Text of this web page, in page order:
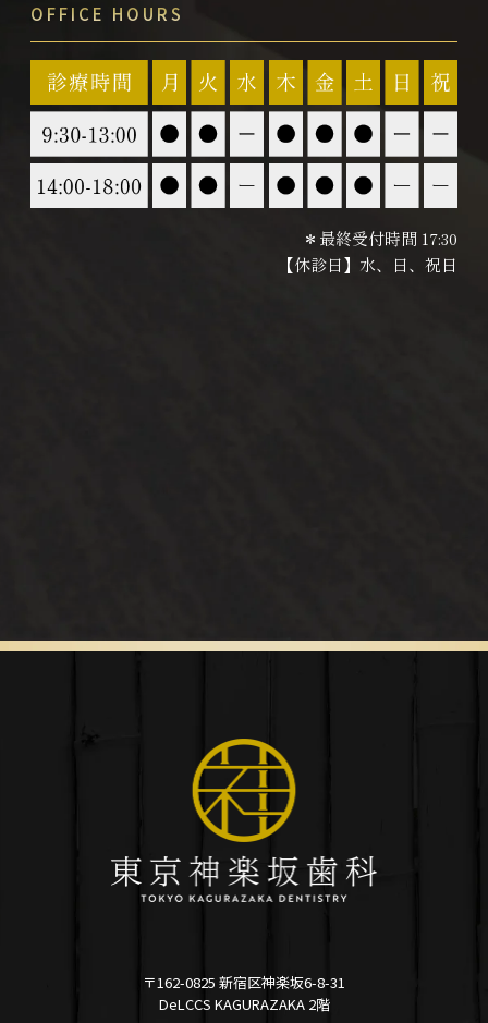
OFFICE HOURS
＊最終受付時間 17:30
【休診日】水、日、祝日
〒162-0825 新宿区神楽坂6-8-31
DeLCCS KAGURAZAKA 2階